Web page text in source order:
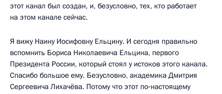
этот канал был создан, и, безусловно, тех, кто работает
на этом канале сейчас.
Я вижу Наину Иосифовну Ельцину. И сегодня правильно
вспомнить Бориса Николаевича Ельцина, первого
Президента России, который стоял у истоков этого канала.
Спасибо большое ему. Безусловно, академика Дмитрия
Сергеевича Лихачёва. Потому что этот по‑настоящему